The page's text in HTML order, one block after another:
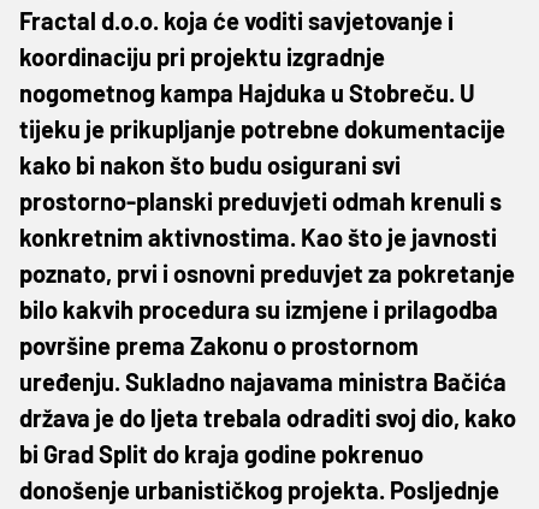
Fractal d.o.o. koja će voditi savjetovanje i
koordinaciju pri projektu izgradnje
nogometnog kampa Hajduka u Stobreču. U
tijeku je prikupljanje potrebne dokumentacije
kako bi nakon što budu osigurani svi
prostorno-planski preduvjeti odmah krenuli s
konkretnim aktivnostima. Kao što je javnosti
poznato, prvi i osnovni preduvjet za pokretanje
bilo kakvih procedura su izmjene i prilagodba
površine prema Zakonu o prostornom
uređenju. Sukladno najavama ministra Bačića
država je do ljeta trebala odraditi svoj dio, kako
bi Grad Split do kraja godine pokrenuo
donošenje urbanističkog projekta. Posljednje